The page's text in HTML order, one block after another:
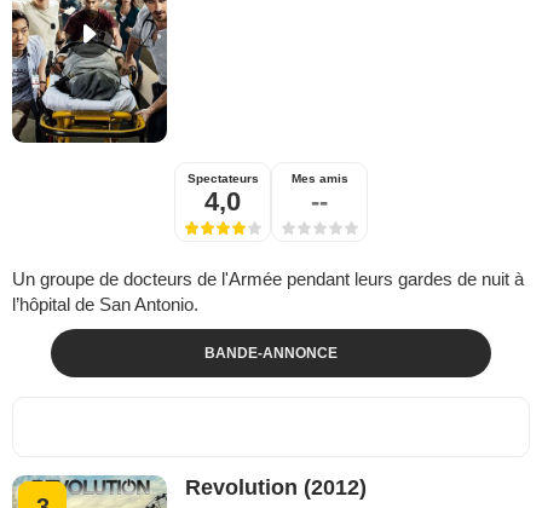
Spectateurs
4,0
Mes amis
--
Un groupe de docteurs de l'Armée pendant leurs gardes de nuit à
l’hôpital de San Antonio.
BANDE-ANNONCE
Revolution (2012)